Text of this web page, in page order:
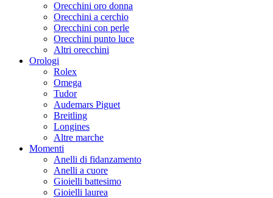
Orecchini oro donna
Orecchini a cerchio
Orecchini con perle
Orecchini punto luce
Altri orecchini
Orologi
Rolex
Omega
Tudor
Audemars Piguet
Breitling
Longines
Altre marche
Momenti
Anelli di fidanzamento
Anelli a cuore
Gioielli battesimo
Gioielli laurea